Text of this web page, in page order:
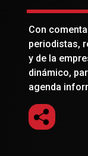
Con
periodistas,
y de la
dinámico,
agenda